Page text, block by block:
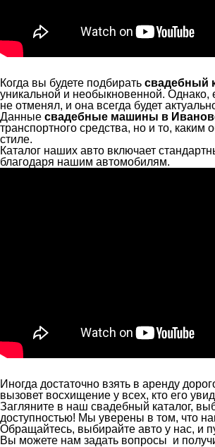
Когда вы будете подбирать свадебный
уникальной и необыкновенной. Однако,
не отменял, и она всегда будет
Данные свадебные машины в
транспортного средства, но и то,
стиле.
Каталог наших авто включает
благодаря нашим автомобилям.
Иногда достаточно взять в аренду
вызовет восхищение у всех, кто его
Загляните в наш свадебный каталог,
доступностью! Мы уверены в том, что
Обращайтесь, выбирайте авто у нас, и
Вы можете нам задать вопросы и